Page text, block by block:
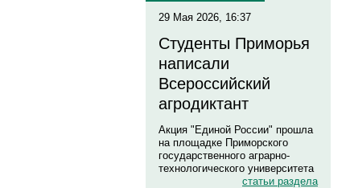
29 Мая 2026, 16:37
Студенты Приморья
написали
Всероссийский
агродиктант
Акция "Единой России" прошла
на площадке Приморского
государственного аграрно-
технологического университета
статьи раздела